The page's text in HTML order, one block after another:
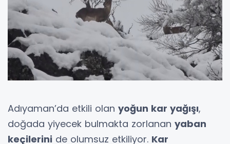
Adıyaman’da etkili olan yoğun kar yağışı,
doğada yiyecek bulmakta zorlanan yaban
keçilerini de olumsuz etkiliyor. Kar